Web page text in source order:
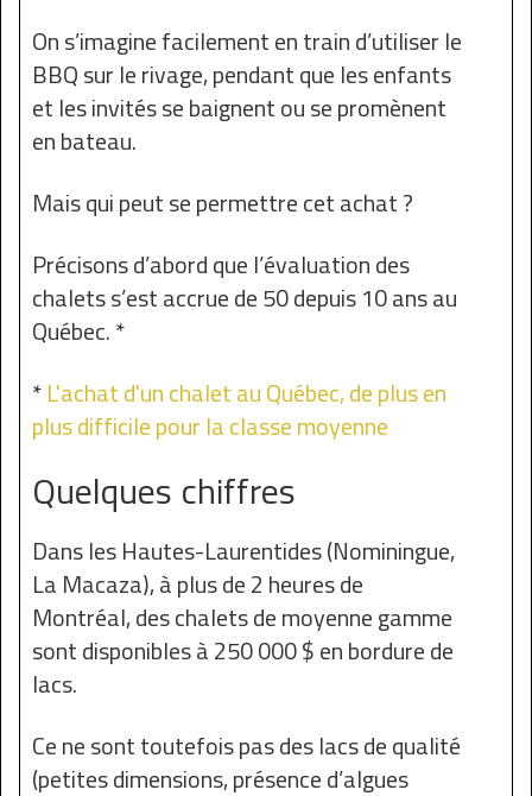
On s’imagine facilement en train d’utiliser le
BBQ sur le rivage, pendant que les enfants
et les invités se baignent ou se promènent
en bateau.
Mais qui peut se permettre cet achat ?
Précisons d’abord que l’évaluation des
chalets s’est accrue de 50 depuis 10 ans au
Québec. *
*L'achat d'un chalet au Québec, de plus en
plus difficile pour la classe moyenne
Quelques chiffres
Dans les Hautes-Laurentides (Nominingue,
La Macaza), à plus de 2 heures de
Montréal, des chalets de moyenne gamme
sont disponibles à 250 000 $ en bordure de
lacs.
Ce ne sont toutefois pas des lacs de qualité
(petites dimensions, présence d’algues